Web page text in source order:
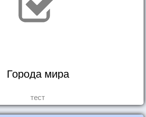
Города мира
тест